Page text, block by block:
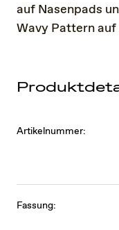
auf Nasenpads
Wavy Pattern
Artikelnummer:
Fassung: